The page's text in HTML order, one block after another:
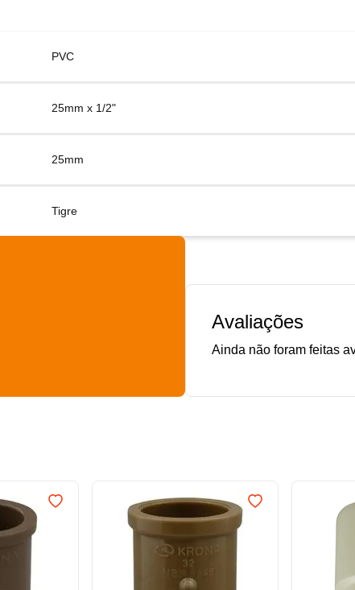
PVC
25mm x 1/2"
25mm
Tigre
Avaliações